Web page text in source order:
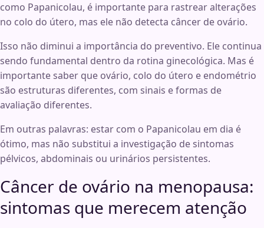
como Papanicolau, é importante para rastrear alterações
no colo do útero, mas ele não detecta câncer de ovário.
Isso não diminui a importância do preventivo. Ele continua
sendo fundamental dentro da rotina ginecológica. Mas é
importante saber que ovário, colo do útero e endométrio
são estruturas diferentes, com sinais e formas de
avaliação diferentes.
Em outras palavras: estar com o Papanicolau em dia é
ótimo, mas não substitui a investigação de sintomas
pélvicos, abdominais ou urinários persistentes.
Câncer de ovário na menopausa:
sintomas que merecem atenção